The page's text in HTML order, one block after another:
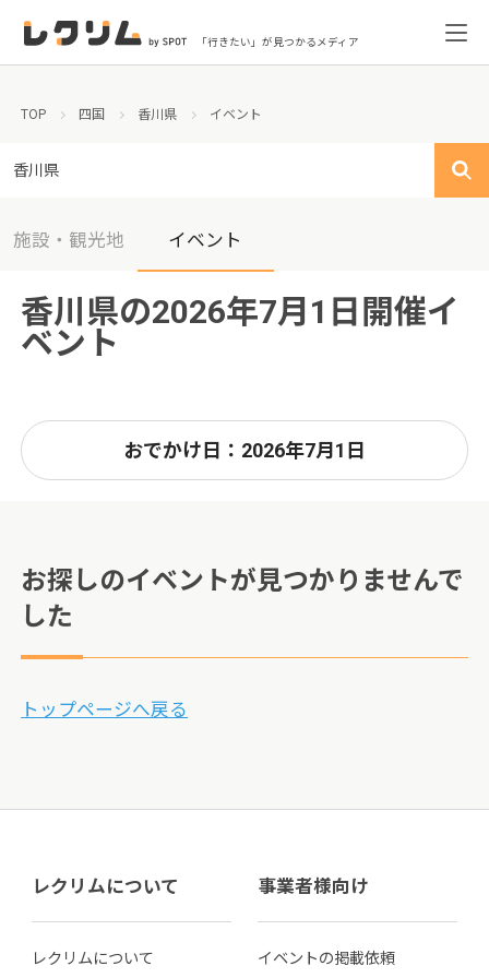
「行きたい」が見つかるメディア
TOP 四国 香川県 イベント
香川県
施設・観光地 イベント
香川県の2026年7月1日開催イ
ベント
おでかけ日：2026年7月1日
お探しのイベントが見つかりませんで
した
トップページへ戻る
レクリムについて
レクリムについて
事業者様向け
イベントの掲載依頼